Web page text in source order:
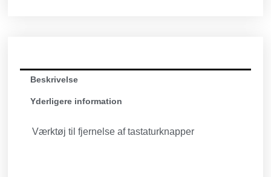
Beskrivelse
Yderligere information
Værktøj til fjernelse af tastaturknapper